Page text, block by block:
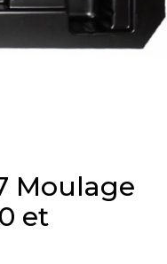
Moulage
et